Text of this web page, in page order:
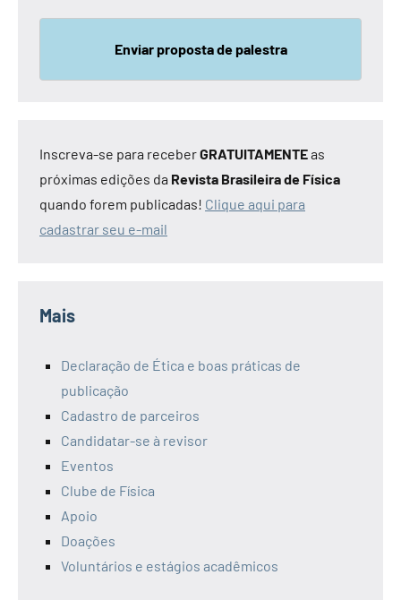
Enviar proposta de palestra
Inscreva-se para receberGRATUITAMENTEas
próximas edições da Revista Brasileira de Física
quando forem publicadas! Clique aqui para
cadastrar seu e-mail
Mais
Declaração de Ética e boas práticas de
publicação
Cadastro de parceiros
Candidatar-se à revisor
Eventos
Clube de Física
Apoio
Doações
Voluntários e estágios acadêmicos